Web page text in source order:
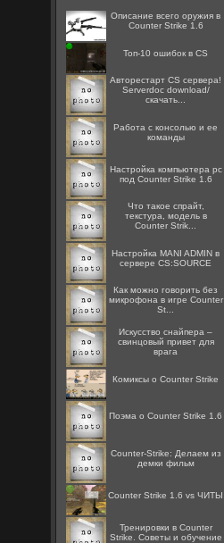
Описание всего оружия в
Counter Strike 1.6
Топ-10 ошибок в CS
Авторестарт CS сервера!
Serverdoc download/
скачать...
Работа с консолью и ее
команды
Настройка компьютера pc
под Counter Strike 1.6
Что такое спрайт,
текстура, модель в
Counter Strik...
Настройка MANI ADMIN в
сервере CS:SOURCE
Как можно говорить без
микрофона в игре Counter
St...
Искусство снайпера –
свинцовый привет для
врага
Комиксы о Counter Strike
Поэма о Counter Strike 1.6
Counter-Strike: Делаем из
демки фильм
Counter Strike 1.6 vs ЧИТЫ
Тренировки в Counter
Strike. Советы и обучение